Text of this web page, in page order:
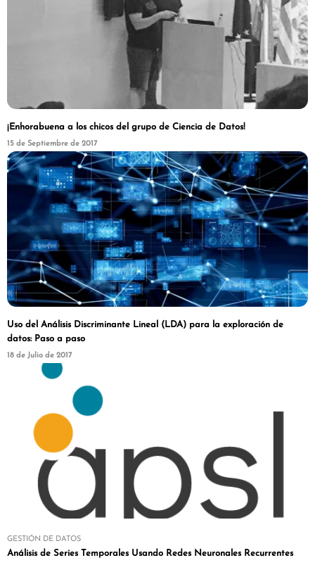
¡Enhorabuena a los chicos del grupo de Ciencia de Datos!
15 de Septiembre de 2017
Uso del Análisis Discriminante Lineal (LDA) para la exploración de
datos: Paso a paso
18 de Julio de 2017
GESTIÓN DE DATOS
Análisis de Series Temporales Usando Redes Neuronales Recurrentes